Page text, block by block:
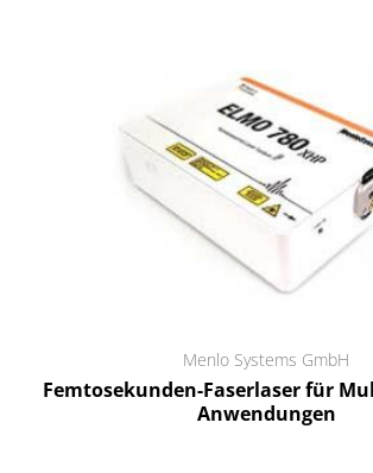
Menlo Systems GmbH
Femtosekunden-Faserlaser für
Anwendungen